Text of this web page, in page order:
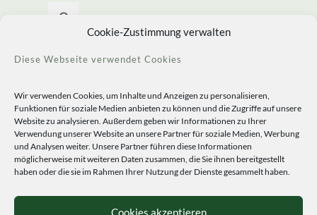
Cookie-Zustimmung verwalten
Diese Webseite verwendet Cookies
Wir verwenden Cookies, um Inhalte und Anzeigen zu personalisieren,
Funktionen für soziale Medien anbieten zu können und die Zugriffe auf unsere
Website zu analysieren. Außerdem geben wir Informationen zu Ihrer
Verwendung unserer Website an unsere Partner für soziale Medien, Werbung
und Analysen weiter. Unsere Partner führen diese Informationen
möglicherweise mit weiteren Daten zusammen, die Sie ihnen bereitgestellt
haben oder die sie im Rahmen Ihrer Nutzung der Dienste gesammelt haben.
Cookies akzeptieren
© 2020 Staudengärtnerei Peters. All Rights Reserved.